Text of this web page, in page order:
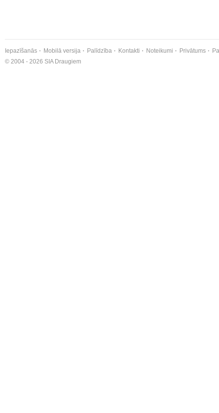
Iepazīšanās Mobilā versija Palīdzība Kontakti Noteikumi Privātums
© 2004 - 2026 SIA Draugiem